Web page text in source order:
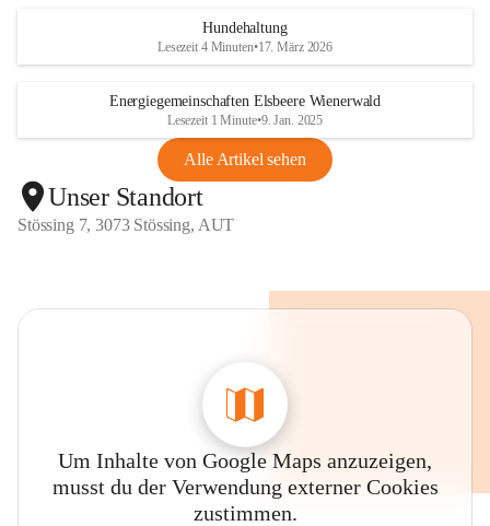
Hundehaltung
Lesezeit 4 Minuten•17. März 2026
Energiegemeinschaften Elsbeere Wienerwald
Lesezeit 1 Minute•9. Jan. 2025
Alle Artikel sehen
Unser Standort
Stössing 7, 3073 Stössing, AUT
Um Inhalte von Google Maps anzuzeigen,
musst du der Verwendung externer Cookies
zustimmen.